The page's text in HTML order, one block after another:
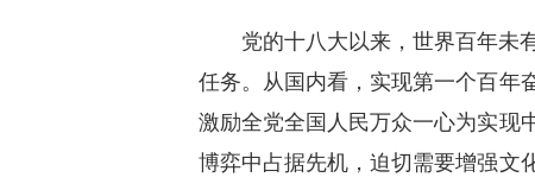
党的十八大以来，世界百年未
任务。从国内看，实现第一个百年
激励全党全国人民万众一心为实现
博弈中占据先机，迫切需要增强文